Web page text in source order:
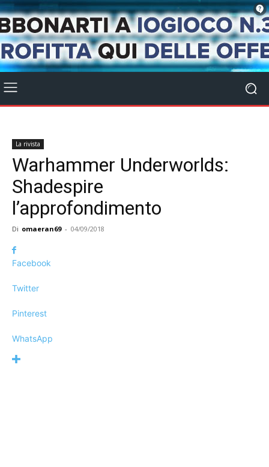
La rivista
Warhammer Underworlds:
Shadespire
l’approfondimento
Di omaeran69 - 04/09/2018
Facebook
Twitter
Pinterest
WhatsApp